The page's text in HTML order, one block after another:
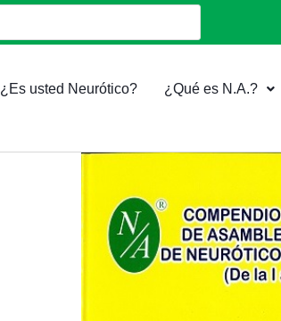
¿Es usted Neurótico? ¿Qué es N.A.?